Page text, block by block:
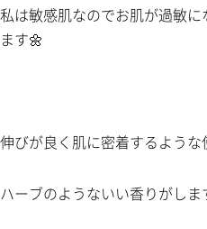
私は敏感肌なのでお肌が過敏
ます🌼
伸びが良く肌に密着するような
ハーブのようないい香りがしま